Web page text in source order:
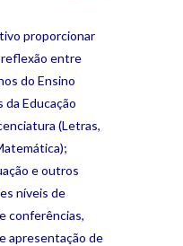
proporcionar
entre
do Ensino
Educação
(Letras,
e outros
níveis de
conferências,
apresentação de